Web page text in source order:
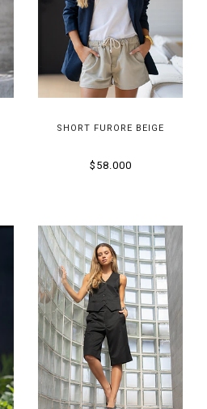
SHORT FURORE BEIGE
$58.000